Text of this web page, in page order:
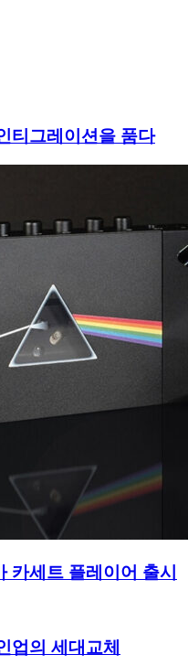
티그레이션을 품다
카세트 플레이어 출시
업의 세대교체